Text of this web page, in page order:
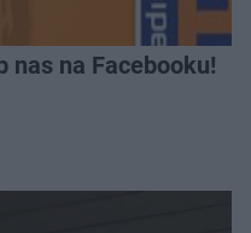
nas na Facebooku!